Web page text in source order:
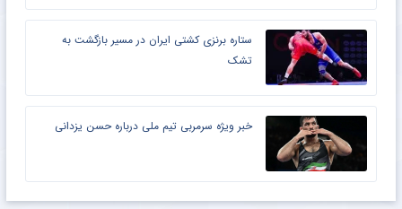
ستاره برنزی کشتی ایران در مسیر بازگشت به
تشک
خبر ویژه سرمربی تیم ملی درباره حسن یزدانی